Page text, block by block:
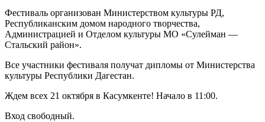
Фестиваль организован Министерством культуры РД,
Республиканским домом народного творчества,
Администрацией и Отделом культуры МО «Сулейман —
Стальский район».
Все участники фестиваля получат дипломы от Министерства
культуры Республики Дагестан.
Ждем всех 21 октября в Касумкенте! Начало в 11:00.
Вход свободный.